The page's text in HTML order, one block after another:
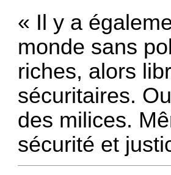
« Il y a
monde sans
riches, alors
sécuritaires.
des milices.
sécurité et